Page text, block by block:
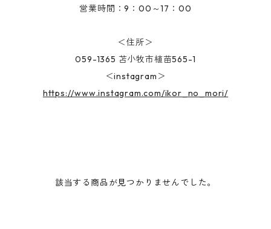
営業時間：9：00～17：00
＜住所＞
059-1365 苫小牧市植苗565-1
＜instagram＞
https://www.instagram.com/ikor_no_mori/
該当する商品が見つかりませんでした。